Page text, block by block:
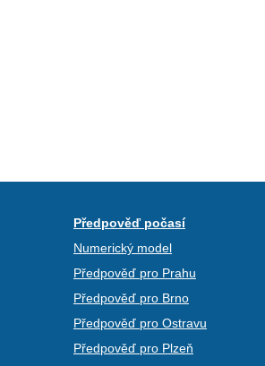
Předpověď počasí
Numerický model
Předpověď pro Prahu
Předpověď pro Brno
Předpověď pro Ostravu
Předpověď pro Plzeň